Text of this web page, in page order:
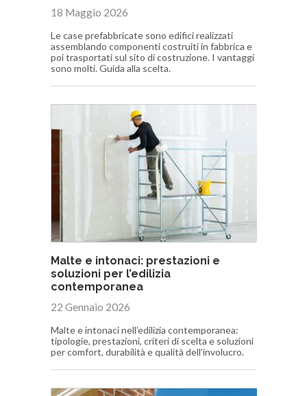
18 Maggio 2026
Le case prefabbricate sono edifici realizzati
assemblando componenti costruiti in fabbrica e
poi trasportati sul sito di costruzione. I vantaggi
sono molti. Guida alla scelta.
Malte e intonaci: prestazioni e
soluzioni per l’edilizia
contemporanea
22 Gennaio 2026
Malte e intonaci nell’edilizia contemporanea:
tipologie, prestazioni, criteri di scelta e soluzioni
per comfort, durabilità e qualità dell’involucro.